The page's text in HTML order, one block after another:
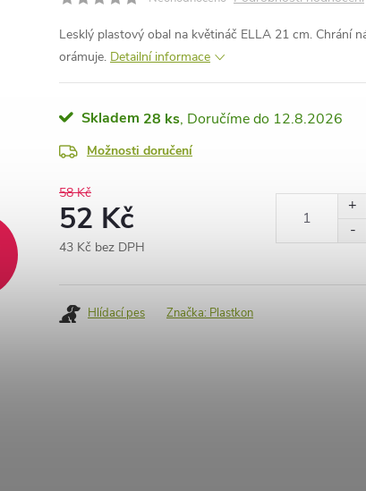
Lesklý plastový obal na květináč ELLA 21 cm. Chrání
orámuje. Detailní informace
Skladem 28 ks 12.8.2026
Možnosti doručení
58 Kč
52 Kč
43 Kč bez DPH
Hlídací pes Značka: Plastkon